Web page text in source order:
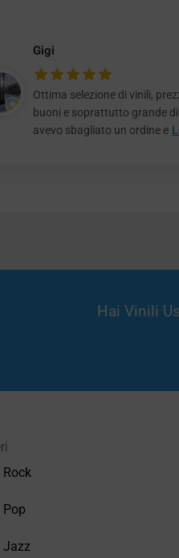
Gigi
Ottima selezione di vinili,
buoni e soprattutto grande
avevo sbagliato un ordine e
Hai Vinili
Jazz